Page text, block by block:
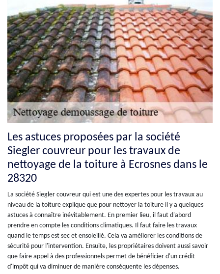
Les astuces proposées par la société
Siegler couvreur pour les travaux de
nettoyage de la toiture à Ecrosnes dans le
28320
La société Siegler couvreur qui est une des expertes pour les travaux au
niveau de la toiture explique que pour nettoyer la toiture il y a quelques
astuces à connaître inévitablement. En premier lieu, il faut d'abord
prendre en compte les conditions climatiques. Il faut faire les travaux
quand le temps est sec et ensoleillé. Cela va améliorer les conditions de
sécurité pour l'intervention. Ensuite, les propriétaires doivent aussi savoir
que faire appel à des professionnels permet de bénéficier d'un crédit
d'impôt qui va diminuer de manière conséquente les dépenses.